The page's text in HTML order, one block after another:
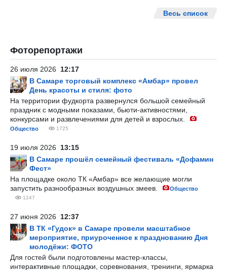
Весь список
Фоторепортажи
26 июля 2026 12:17
В Самаре торговый комплекс «Амбар» провел
День красоты и стиля: фото
На территории фудкорта развернулся большой семейный
праздник с модными показами, бьюти-активностями,
конкурсами и развлечениями для детей и взрослых.
Общество 1725
19 июля 2026 13:15
В Самаре прошёл семейный фестиваль «Дофамин
Фест»
На площадке около ТК «Амбар» все желающие могли
запустить разнообразных воздушных змеев.
Общество
1247
27 июня 2026 12:37
В ТК «Гудок» в Самаре провели масштабное
мероприятие, приуроченное к празднованию Дня
молодёжи: ФОТО
Для гостей были подготовлены мастер-классы,
интерактивные площадки, соревнования, тренинги, ярмарка